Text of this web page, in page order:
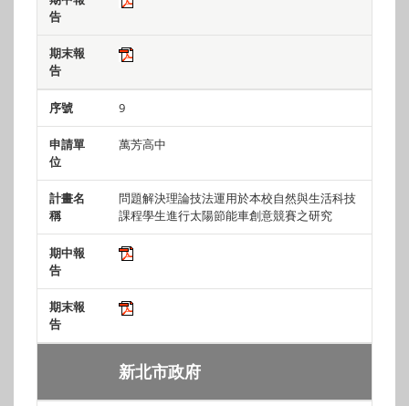
9
萬芳高中
問題解決理論技法運用於本校自然與生活科技
課程學生進行太陽節能車創意競賽之研究
新北市政府